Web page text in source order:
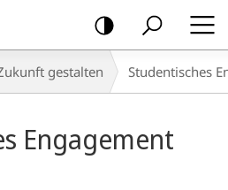
gestalten Studentisches
Engagement